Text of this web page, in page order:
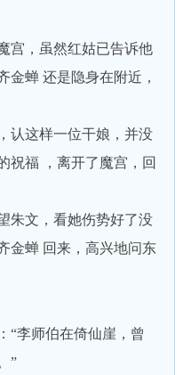
，虽然红姑已告诉他
金蝉 还是隐身在附近，
这样一位干娘，并没
祝福 ，离开了魔宫，回
文，看她伤势好了没
金蝉 回来，高兴地问东
李师伯在倚仙崖，曾
”